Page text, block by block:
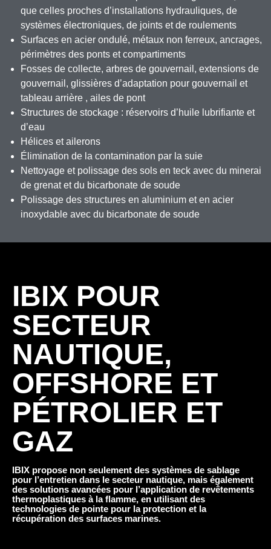
que celles proches d’installations hydrauliques, de
systèmes électroniques, de joints et de roulements
Surfaces en acier ondulé, métaux non ferreux, ancrages,
périmètres des ponts et compartiments
Fosses de collecte, arbres de gouvernail, extensions de
gouvernail, glissières d’adaptation pour gouvernail et
tableau arrière , ailes de pont
Structures de stockage : réservoirs d’huile lubrifiante et
d’eau
Hélices et ailerons
Élimination de la contamination par la suie
Nettoyage et polissage des sols en teck avec du minerai
de grenat et du bicarbonate de soude
Polissage des structures en aluminium et en acier
inoxydable avec du bicarbonate de soude
IBIX POUR
SECTEUR
NAUTIQUE,
OFFSHORE ET
PÉTROLIER ET
GAZ
IBIX propose non seulement des systèmes de sablage
pour l’entretien dans le secteur nautique, mais également
des solutions avancées pour l’application de revêtements
thermoplastiques à la flamme, en utilisant des
technologies de pointe pour la protection et la
récupération des surfaces marines.